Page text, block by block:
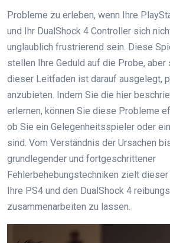
Probleme zu erleben, wenn Ihre
und Ihr DualShock 4 Controller sich
unglaublich frustrierend sein. Diese
stellen Ihre Geduld auf die Probe,
dieser Leitfaden ist darauf ausgelegt,
anzubieten. Indem Sie die hier
erlernen, können Sie diese Probleme
ob Sie ein Gelegenheitsspieler oder
sind. Vom Verständnis der Ursachen
grundlegender und fortgeschrittener
Fehlerbehebungstechniken zielt
Ihre PS4 und den DualShock 4
zusammenarbeiten zu lassen.